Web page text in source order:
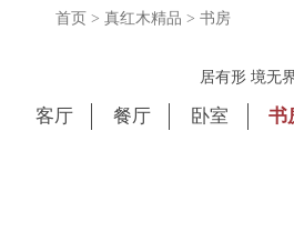
首页 > 真红木精品 > 书房
居有形 境无
客厅 餐厅 卧室 书